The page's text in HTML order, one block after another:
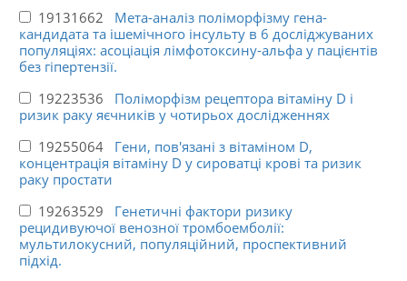
19131662 Мета-аналіз поліморфізму гена-
кандидата та ішемічного інсульту в 6 досліджуваних
популяціях: асоціація лімфотоксину-альфа у пацієнтів
без гіпертензії.
19223536 Поліморфізм рецептора вітаміну D і
ризик раку яєчників у чотирьох дослідженнях
19255064 Гени, пов'язані з вітаміном D,
концентрація вітаміну D у сироватці крові та ризик
раку простати
19263529 Генетичні фактори ризику
рецидивуючої венозної тромбоемболії:
мультилокусний, популяційний, проспективний
підхід.